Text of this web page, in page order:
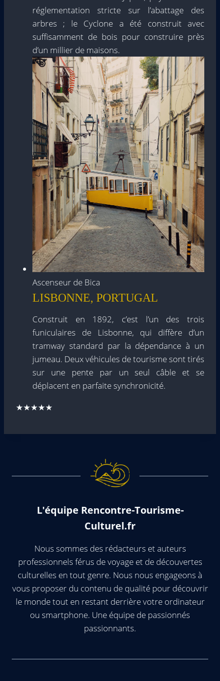
réglementation stricte sur l’abattage des
arbres ; le Cyclone a été construit avec
suffisamment de bois pour construire près
d’un millier de maisons.
Ascenseur de Bica
LISBONNE, PORTUGAL
Construit en 1892, c’est l’un des trois
funiculaires de Lisbonne, qui diffère d’un
tramway standard par la dépendance à un
jumeau. Deux véhicules de tourisme sont tirés
sur une pente par un seul câble et se
déplacent en parfaite synchronicité.
★★★★★
L'équipe Rencontre-Tourisme-
Culturel.fr
Nous sommes des rédacteurs et auteurs
professionnels férus de voyage et de découvertes
culturelles en tout genre. Nous nous engageons à
vous proposer du contenu de qualité pour découvrir
le monde tout en restant derrière votre ordinateur
ou smartphone. Une équipe de passionnés
passionnants.